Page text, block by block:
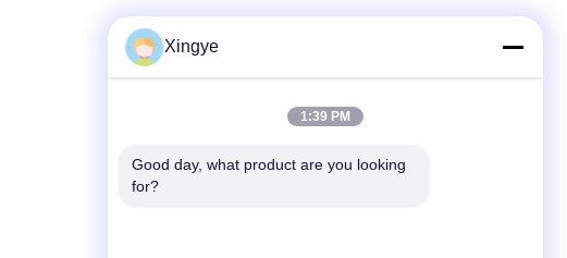
Telefoon
Xingye
1:39 PM
Good day, what product are you looking
for?